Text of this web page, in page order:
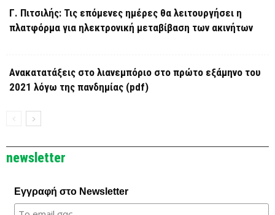
Γ. Πιτσιλής: Τις επόμενες ημέρες θα λειτουργήσει η
πλατφόρμα για ηλεκτρονική μεταβίβαση των ακινήτων
Ανακατατάξεις στο λιανεμπόριο στο πρώτο εξάμηνο του
2021 λόγω της πανδημίας (pdf)
newsletter
Εγγραφή στο Newsletter